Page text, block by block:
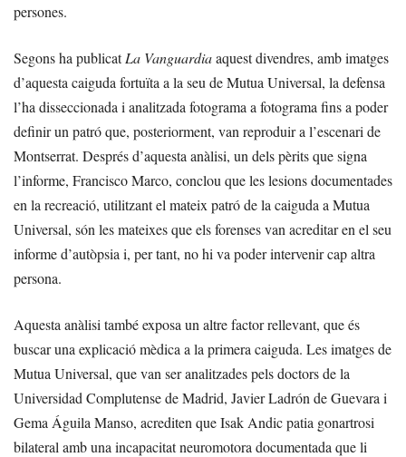
persones.
Segons ha publicatLa Vanguardiaaquest divendres, amb imatges
d’aquesta caiguda fortuïta a la seu de Mutua Universal, la defensa
l’ha disseccionada i analitzada fotograma a fotograma fins a poder
definir un patró que, posteriorment, van reproduir a l’escenari de
Montserrat. Després d’aquesta anàlisi, un dels pèrits que signa
l’informe, Francisco Marco, conclou que les lesions documentades
en la recreació, utilitzant el mateix patró de la caiguda a Mutua
Universal, són les mateixes que els forenses van acreditar en el seu
informe d’autòpsia i, per tant, no hi va poder intervenir cap altra
persona.
Aquesta anàlisi també exposa un altre factor rellevant, que és
buscar una explicació mèdica a la primera caiguda. Les imatges de
Mutua Universal, que van ser analitzades pels doctors de la
Universidad Complutense de Madrid, Javier Ladrón de Guevara i
Gema Águila Manso, acrediten que Isak Andic patia gonartrosi
bilateral amb una incapacitat neuromotora documentada que li